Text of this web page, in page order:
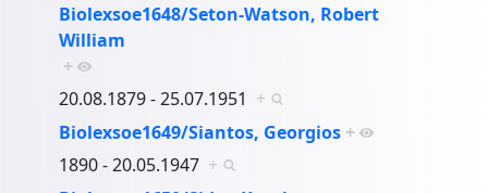
Biolexsoe1648/Seton-Watson, Robert
William
+
20.08.1879 - 25.07.1951 +
Biolexsoe1649/Siantos, Georgios +
1890 - 20.05.1947 +